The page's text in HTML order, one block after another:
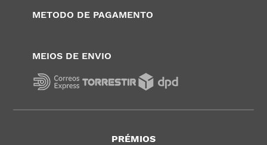
METODO DE PAGAMENTO
MEIOS DE ENVIO
PRÉMIOS